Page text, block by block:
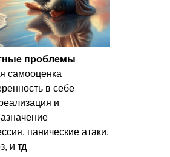
проблемы
самооценка
в себе
и
панические атаки,
и тд